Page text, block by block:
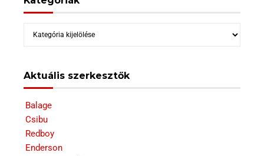
Kategóriák
Aktuális szerkesztők
Balage
Csibu
Redboy
Enderson